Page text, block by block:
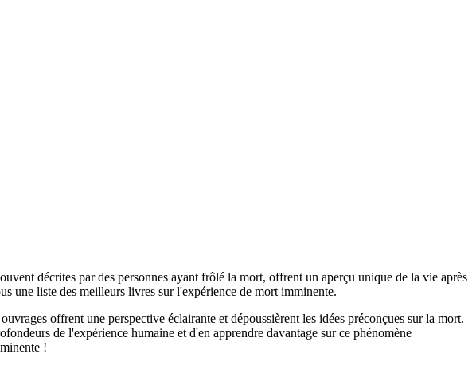
décrites par des personnes ayant frôlé la mort, offrent un aperçu unique de la vie après
une liste des meilleurs livres sur l'expérience de mort imminente.
offrent une perspective éclairante et dépoussièrent les idées préconçues sur la mort.
de l'expérience humaine et d'en apprendre davantage sur ce phénomène
!